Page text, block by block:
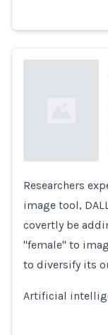
Loading...
Researchers
image tool,
covertly be
"female" to
to diversify its
Artificial